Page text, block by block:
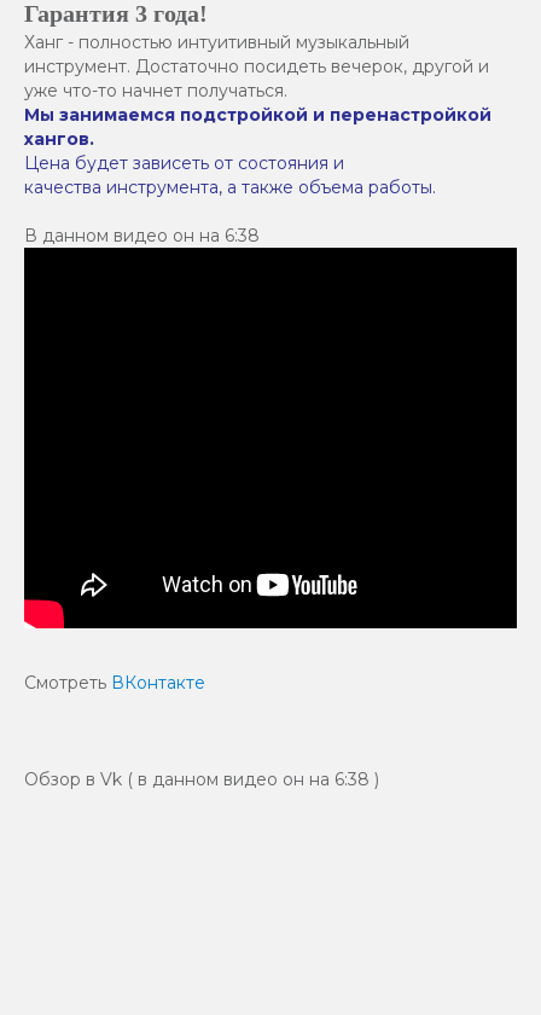
Гарантия 3 года!
Ханг - полностью интуитивный музыкальный
инструмент. Достаточно посидеть вечерок, другой и
уже что-то начнет получаться.
Мы занимаемся подстройкой и перенастройкой
хангов.
Цена будет зависеть от состояния и
качества инструмента, а также объема работы.
В данном видео он на 6:38
Смотреть ВКонтакте
Обзор в Vk ( в данном видео он на 6:38 )